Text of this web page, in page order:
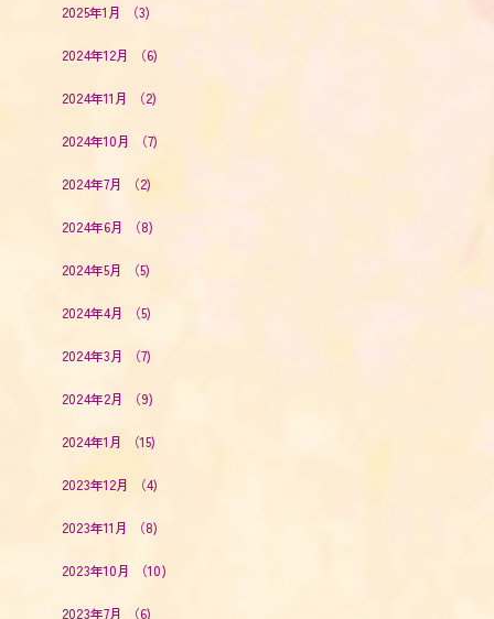
2025年1月 （3)
2024年12月 （6)
2024年11月 （2)
2024年10月 （7)
2024年7月 （2)
2024年6月 （8)
2024年5月 （5)
2024年4月 （5)
2024年3月 （7)
2024年2月 （9)
2024年1月 （15)
2023年12月 （4)
2023年11月 （8)
2023年10月 （10)
2023年7月 （6)